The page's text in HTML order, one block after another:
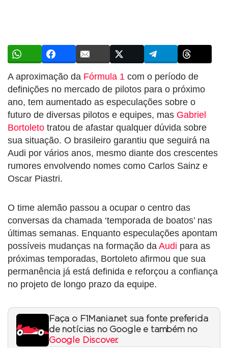
A aproximação da Fórmula 1 com o período de
definições no mercado de pilotos para o próximo
ano, tem aumentado as especulações sobre o
futuro de diversas pilotos e equipes, mas Gabriel
Bortoleto tratou de afastar qualquer dúvida sobre
sua situação. O brasileiro garantiu que seguirá na
Audi por vários anos, mesmo diante dos crescentes
rumores envolvendo nomes como Carlos Sainz e
Oscar Piastri.
O time alemão passou a ocupar o centro das
conversas da chamada ‘temporada de boatos’ nas
últimas semanas. Enquanto especulações apontam
possíveis mudanças na formação da Audi para as
próximas temporadas, Bortoleto afirmou que sua
permanência já está definida e reforçou a confiança
no projeto de longo prazo da equipe.
Faça o F1Mania.net sua fonte preferida
de notícias no Google e também no
Google Discover.